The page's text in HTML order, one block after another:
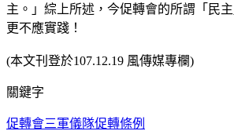
主。」綜上所述，今促轉會的所謂「民
更不應實踐！
(本文刊登於107.12.19 風傳媒專欄)
關鍵字
促轉會三軍儀隊促轉條例